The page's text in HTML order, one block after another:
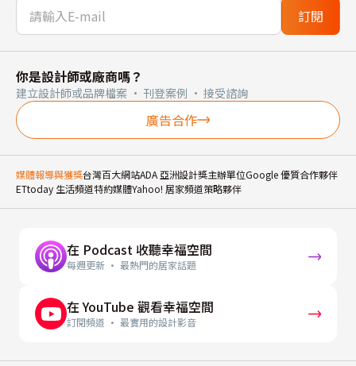
訂閱
你是設計師或廠商嗎？
建立設計師或品牌檔案 · 刊登案例 · 接受諮詢
廣告合作
媒體報導與獲獎台灣百大網站ADA 亞洲設計獎主辦單位Google 優質合作夥伴
ETtoday 生活頻道特約媒體Yahoo! 居家頻道策略夥伴
在 Podcast 收聽幸福空間
每週更新 · 最熱門的居家話題
在 YouTube 觀看幸福空間
訂閱頻道 · 最實用的設計影音